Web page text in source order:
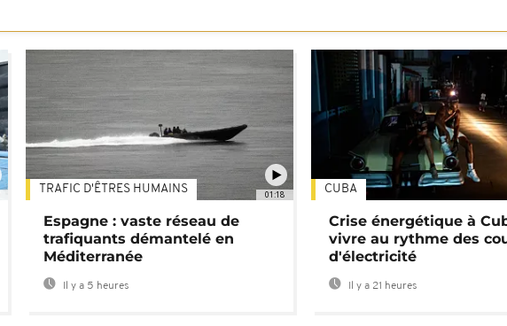
01:18
TRAFIC D'ÊTRES HUMAINS
Espagne : vaste réseau de
trafiquants démantelé en
Méditerranée
Il y a 5 heures
CUBA
Crise énergétique à
vivre au rythme des
d'électricité
Il y a 21 heures